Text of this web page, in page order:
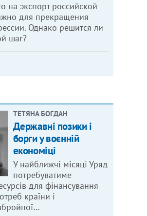
на экспорт российской
для прекращения
Однако решится ли
шаг?
ТЕТЯНА БОГДАН
Державні позики і
борги у воєнній
економіці
У найближчі місяці Уряд
потребуватиме
для фінансування
країни і